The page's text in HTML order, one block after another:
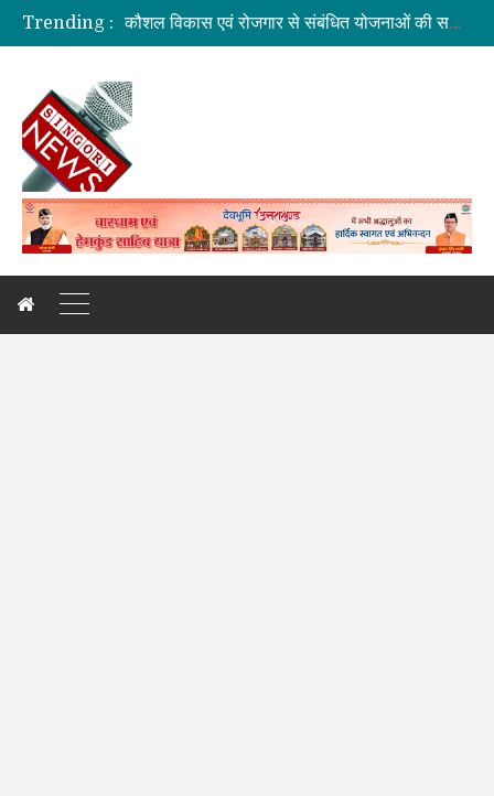
Trending :
कौशल विकास एवं रोजगार से संबंधित योजनाओं की समीक्षा बैठक
जिलाधिकारी की अध्यक्षता में आयोजित हुई वन भूमि हस्तांतरण की बैठक
अगले दो दिनों में भारी से बहुत भारी वर्षा की संभावना